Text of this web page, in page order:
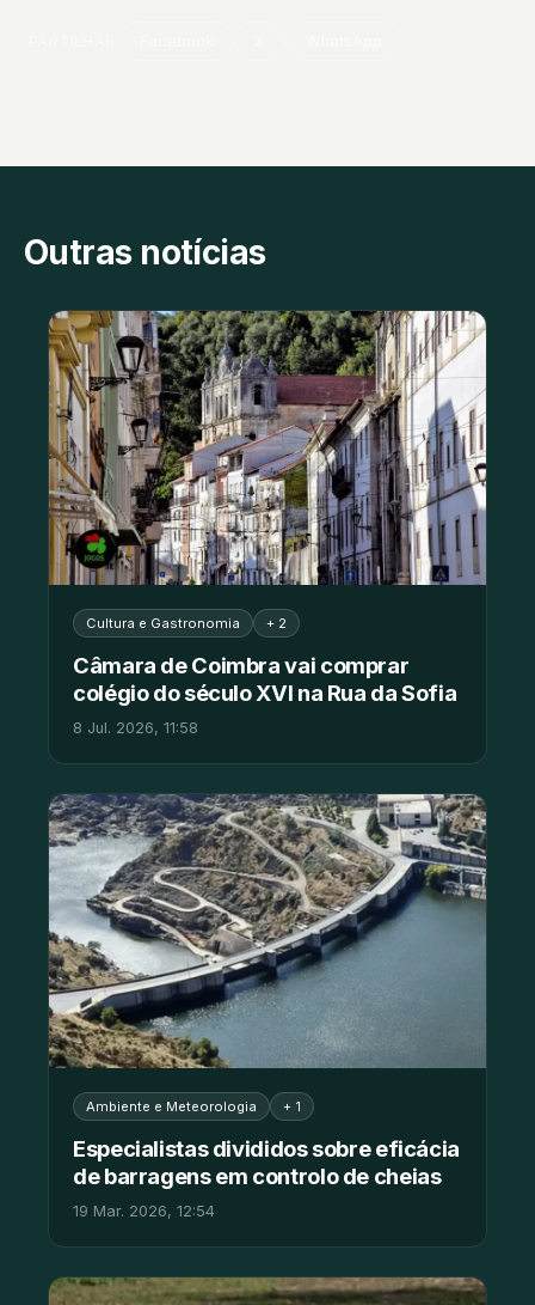
Outras notícias
Cultura e Gastronomia + 2
Câmara de Coimbra vai comprar
colégio do século XVI na Rua da Sofia
8 Jul. 2026, 11:58
Ambiente e Meteorologia + 1
Especialistas divididos sobre eficácia
de barragens em controlo de cheias
19 Mar. 2026, 12:54